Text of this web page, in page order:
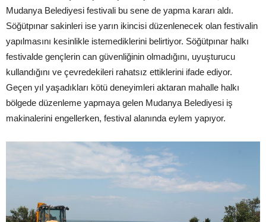
Mudanya Belediyesi festivali bu sene de yapma kararı aldı.
Söğütpınar sakinleri ise yarın ikincisi düzenlenecek olan festivalin
yapılmasını kesinlikle istemediklerini belirtiyor. Söğütpınar halkı
festivalde gençlerin can güvenliğinin olmadığını, uyuşturucu
kullandığını ve çevredekileri rahatsız ettiklerini ifade ediyor.
Geçen yıl yaşadıkları kötü deneyimleri aktaran mahalle halkı
bölgede düzenleme yapmaya gelen Mudanya Belediyesi iş
makinalerini engellerken, festival alanında eylem yapıyor.